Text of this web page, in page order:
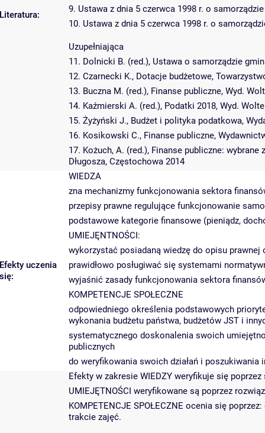
Literatura:
9. Ustawa z dnia 5 czerwca 1998 r. o
10. Ustawa z dnia 5 czerwca 1998 r. o
Uzupełniająca
11. Dolnicki B. (red.), Ustawa o samorządzie
12. Czarnecki K., Dotacje budżetowe,
13. Buczna M. (red.), Finanse publiczne, Wyd.
14. Kaźmierski A. (red.), Podatki 2018, Wyd.
15. Żyżyński J., Budżet i polityka podatkowa,
16. Kosikowski C., Finanse publiczne,
17. Kożuch, A. (red.), Finanse publiczne:
Długosza, Częstochowa 2014
Efekty uczenia
się:
WIEDZA
zna mechanizmy funkcjonowania sektora
przepisy prawne regulujące funkcjonowanie
podstawowe kategorie finansowe (pieniądz,
UMIEJĘNTNOŚCI:
wykorzystać posiadaną wiedzę do opisu
prawidłowo posługiwać się systemami
wyjaśnić zasady funkcjonowania sektora
KOMPETENCJE SPOŁECZNE
odpowiedniego określenia podstawowych
wykonania budżetu państwa, budżetów JST i
systematycznego doskonalenia swoich
publicznych
do weryfikowania swoich działań i
Efekty w zakresie WIEDZY weryfikuje się
UMIEJĘTNOŚCI weryfikowane są poprzez
KOMPETENCJE SPOŁECZNE ocenia się
trakcie zajęć.